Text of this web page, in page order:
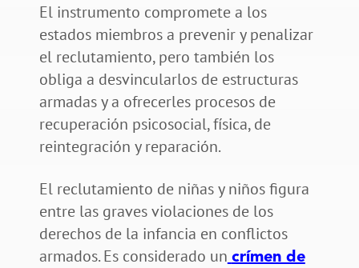
El instrumento compromete a los
estados miembros a prevenir y penalizar
el reclutamiento, pero también los
obliga a desvincularlos de estructuras
armadas y a ofrecerles procesos de
recuperación psicosocial, física, de
reintegración y reparación.
El reclutamiento de niñas y niños figura
entre las graves violaciones de los
derechos de la infancia en conflictos
armados. Es considerado un crímen de